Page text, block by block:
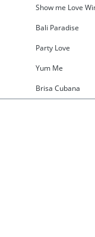
Show me Love
Bali Paradise
Party Love
Yum Me
Brisa Cubana